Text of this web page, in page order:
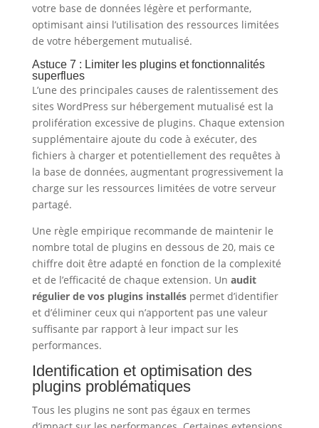
votre base de données légère et performante,
optimisant ainsi l’utilisation des ressources limitées
de votre hébergement mutualisé.
Astuce 7 : Limiter les plugins et fonctionnalités
superflues
L’une des principales causes de ralentissement des
sites WordPress sur hébergement mutualisé est la
prolifération excessive de plugins. Chaque extension
supplémentaire ajoute du code à exécuter, des
fichiers à charger et potentiellement des requêtes à
la base de données, augmentant progressivement la
charge sur les ressources limitées de votre serveur
partagé.
Une règle empirique recommande de maintenir le
nombre total de plugins en dessous de 20, mais ce
chiffre doit être adapté en fonction de la complexité
et de l’efficacité de chaque extension. Un audit
régulier de vos plugins installéspermet d’identifier
et d’éliminer ceux qui n’apportent pas une valeur
suffisante par rapport à leur impact sur les
performances.
Identification et optimisation des
plugins problématiques
Tous les plugins ne sont pas égaux en termes